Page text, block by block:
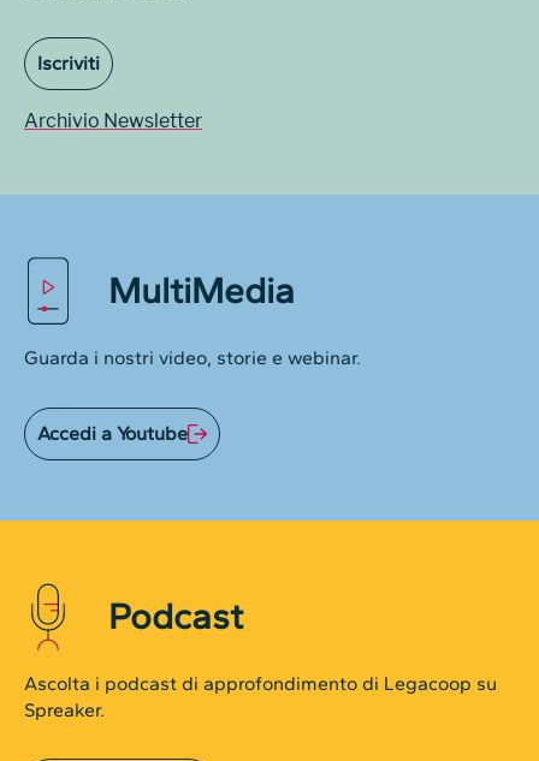
Iscriviti
Archivio Newsletter
MultiMedia
Guarda i nostri video, storie e webinar.
Accedi a Youtube
Podcast
Ascolta i podcast di approfondimento di Legacoop su
Spreaker.